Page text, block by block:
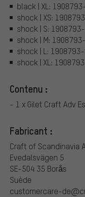
black | XL:
shock | XS:
shock | S:
shock | M:
shock | L:
shock | XL:
Contenu :
- 1 x Gilet Craft Adv
Fabricant :
Craft of Scandinavia
Evedalsvägen 5
SE-504 35 Borås
Suède
customercare-